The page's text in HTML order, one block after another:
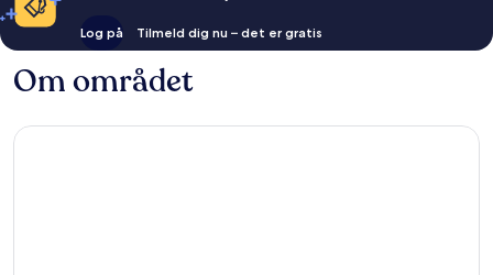
Log på Tilmeld dig nu – det er gratis
Om området